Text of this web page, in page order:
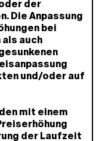
der
Die Anpassung
bei
auch
und/oder auf
mit einem
der Laufzeit